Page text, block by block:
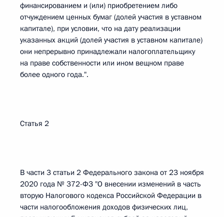
финансированием и (или) приобретением либо
отчуждением ценных бумаг (долей участия в уставном
капитале), при условии, что на дату реализации
указанных акций (долей участия в уставном капитале)
они непрерывно принадлежали налогоплательщику
на праве собственности или ином вещном праве
более одного года.".
Статья 2
В части 3 статьи 2 Федерального закона от 23 ноября
2020 года № 372-ФЗ "О внесении изменений в часть
вторую Налогового кодекса Российской Федерации в
части налогообложения доходов физических лиц,